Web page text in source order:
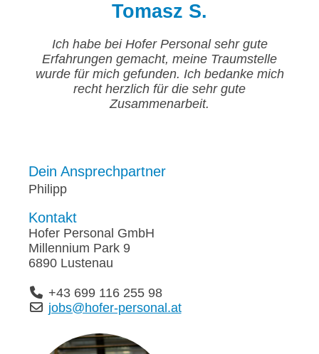
Tomasz S.
Ich habe bei Hofer Personal sehr gute
Erfahrungen gemacht, meine Traumstelle
wurde für mich gefunden. Ich bedanke mich
recht herzlich für die sehr gute
Zusammenarbeit.
Dein Ansprechpartner
Philipp
Kontakt
Hofer Personal GmbH
Millennium Park 9
6890 Lustenau
+43 699 116 255 98
jobs@hofer-personal.at